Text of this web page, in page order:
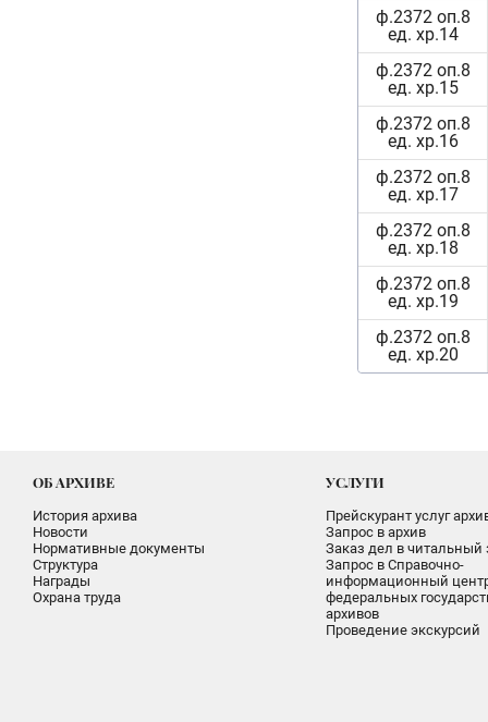
ф.2372 оп.8
ед. хр.14
ф.2372 оп.8
ед. хр.15
ф.2372 оп.8
ед. хр.16
ф.2372 оп.8
ед. хр.17
ф.2372 оп.8
ед. хр.18
ф.2372 оп.8
ед. хр.19
ф.2372 оп.8
ед. хр.20
ОБ АРХИВЕ
История архива
Новости
Нормативные документы
Структура
Награды
Охрана труда
УСЛУГИ
Прейскурант услуг
Запрос в архив
Заказ дел в читальный
Запрос в Справочно-
информационный
федеральных
архивов
Проведение экскурсий